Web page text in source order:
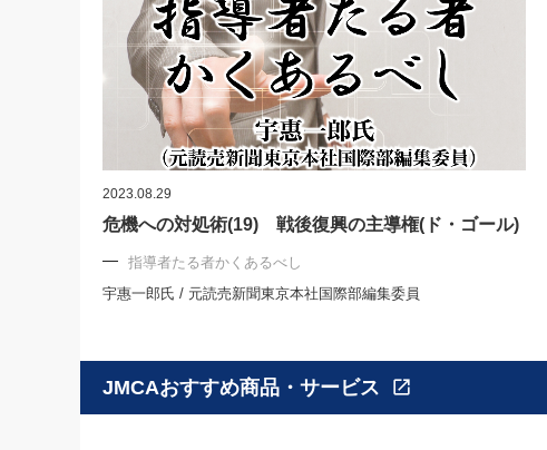
2023.08.29
危機への対処術(19) 戦後復興の主導権(ド・ゴール)
指導者たる者かくあるべし
宇惠一郎氏 / 元読売新聞東京本社国際部編集委員
JMCAおすすめ商品・サービス open_in_new